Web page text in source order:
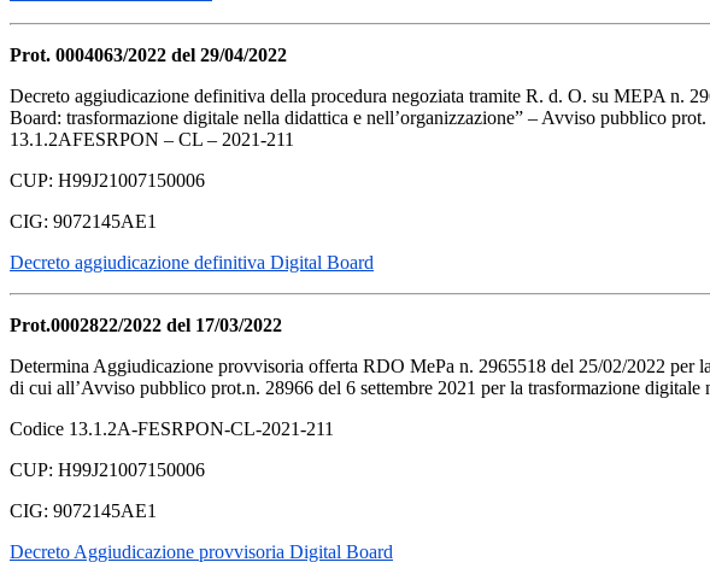
Prot. 0004063/2022 del 29/04/2022
Decreto aggiudicazione definitiva della procedura negoziata tramite R. d. O. su MEPA n.
Board: trasformazione digitale nella didattica e nell’organizzazione” – Avviso pubblico
13.1.2AFESRPON – CL – 2021-211
CUP: H99J21007150006
CIG: 9072145AE1
Decreto aggiudicazione definitiva Digital Board
Prot.0002822/2022 del 17/03/2022
Determina Aggiudicazione provvisoria offerta RDO MePa n. 2965518 del 25/02/2022 per
di cui all’Avviso pubblico prot.n. 28966 del 6 settembre 2021 per la trasformazione digitale
Codice 13.1.2A-FESRPON-CL-2021-211
CUP: H99J21007150006
CIG: 9072145AE1
Decreto Aggiudicazione provvisoria Digital Board